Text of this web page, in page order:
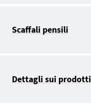
Scaffali pensili
Dettagli sui prodotti